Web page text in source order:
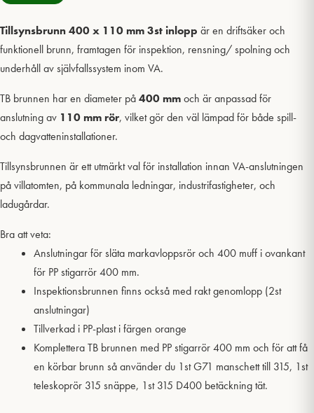
Tillsynsbrunn 400 x 110 mm 3st inlopp är en driftsäker och
funktionell brunn, framtagen för inspektion, rensning/ spolning och
underhåll av självfallssystem inom VA.
TB brunnen har en diameter på400 mmoch är anpassad för
anslutning av 110 mm rör, vilket gör den väl lämpad för både spill-
och dagvatteninstallationer.
Tillsynsbrunnen är ett utmärkt val för installation innan VA-anslutningen
på villatomten, på kommunala ledningar, industrifastigheter, och
ladugårdar.
Bra att veta:
Anslutningar för släta markavloppsrör och 400 muff i ovankant
för PP stigarrör 400 mm.
Inspektionsbrunnen finns också med rakt genomlopp (2st
anslutningar)
Tillverkad i PP-plast i färgen orange
Komplettera TB brunnen med PP stigarrör 400 mm och för att få
en körbar brunn så använder du 1st G71 manschett till 315, 1st
teleskoprör 315 snäppe, 1st 315 D400 betäckning tät.